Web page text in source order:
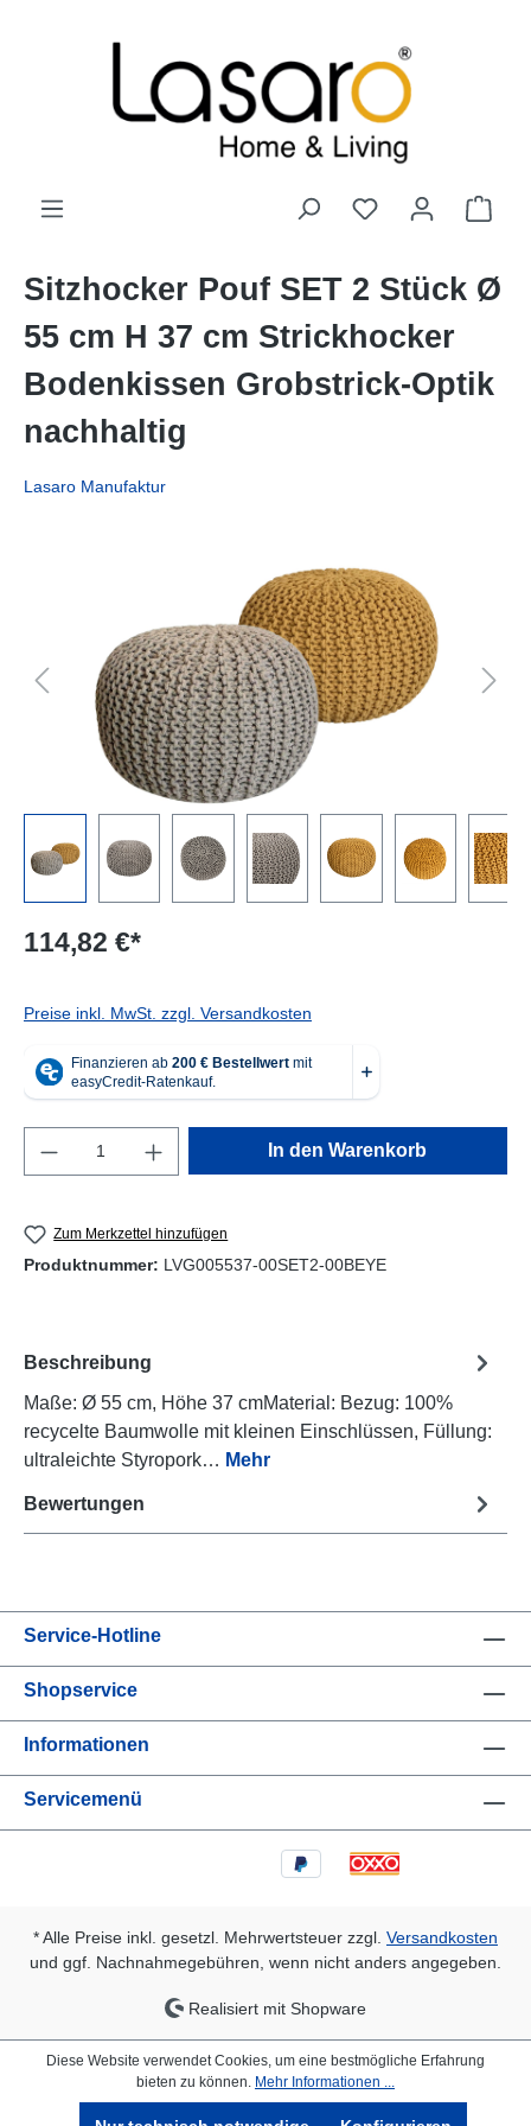
Sitzhocker Pouf SET 2 Stück Ø
55 cm H 37 cm Strickhocker
Bodenkissen Grobstrick-Optik
nachhaltig
Lasaro Manufaktur
114,82 €*
Preise inkl. MwSt. zzgl. Versandkosten
Produkt Anzahl: Gib den gewünschten
In den Warenkorb
Zum Merkzettel hinzufügen
Produktnummer: LVG005537-00SET2-00BEYE
Beschreibung
Maße: Ø 55 cm, Höhe 37 cmMaterial: Bezug: 100%
recycelte Baumwolle mit kleinen Einschlüssen, Füllung:
ultraleichte Styropork… Mehr
Bewertungen
Service-Hotline
Shopservice
Informationen
Servicemenü
* Alle Preise inkl. gesetzl. Mehrwertsteuer zzgl. Versandkosten
und ggf. Nachnahmegebühren, wenn nicht anders angegeben.
Realisiert mit Shopware
Diese Website verwendet Cookies, um eine bestmögliche Erfahrung
bieten zu können. Mehr Informationen ...